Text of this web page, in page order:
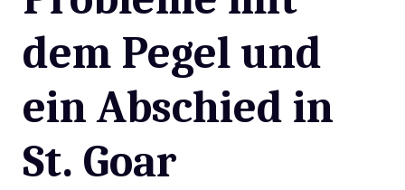
dem Pegel und
ein Abschied in
St. Goar